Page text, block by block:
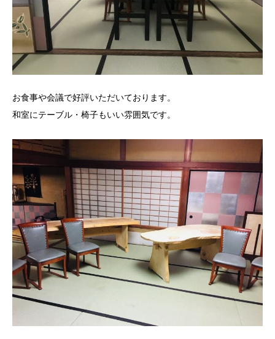
お食事や会議で好評いただいております。
和室にテーブル・椅子もいい雰囲気です。